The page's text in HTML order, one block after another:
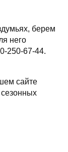
берем
него
250-67-44.
сайте